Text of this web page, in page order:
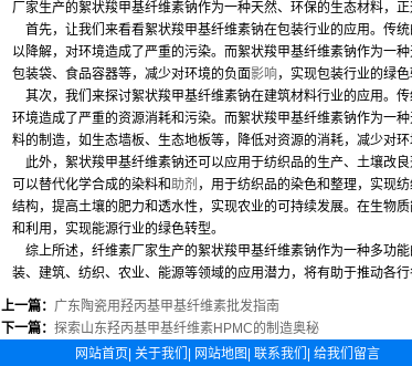
厂家生产的絮状羧甲基纤维素钠作为一种天然、环保的生态材料，
首先，让我们来看看絮状羧甲基纤维素钠在包装行业的应用。传
以降解，对环境造成了严重的污染。而絮状羧甲基纤维素钠作为一
包装袋、食品容器等，减少对环境的负面影响，实现包装行业的绿色
其次，我们来探讨絮状羧甲基纤维素钠在建筑材料行业的应用。
环境造成了严重的资源消耗和污染。而絮状羧甲基纤维素钠作为一
料的制造，如生态墙板、生态地板等，降低对资源的消耗，减少对
此外，絮状羧甲基纤维素钠还可以应用于纺织品的生产、土壤改
可以替代化学合成的染料和助剂 ，用于纺织品的染色和整理，实现
结构，提高土壤的肥力和透水性，实现农业的可持续发展。在生物
和利用，实现能源行业的绿色转型。
综上所述，纤维素厂家生产的絮状羧甲基纤维素钠作为一种多功
装、建筑、纺织、农业、能源等领域的应用潜力，将有助于推动各
上一篇： 广东陶瓷用羟丙基甲基纤维素批发指南
下一篇： 探索山东羟丙基甲基纤维素HPMC的制造奥秘
网站首页| 关于我们 | 网站地图 | 联系我们 | 给我们留言